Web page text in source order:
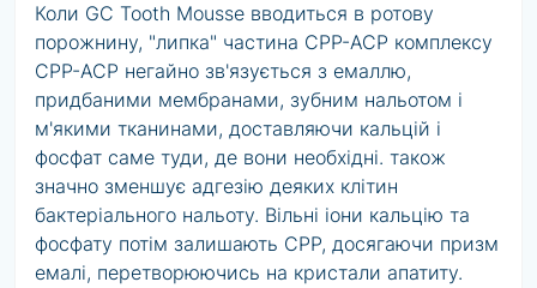
Коли GC Tooth Mousse вводиться в ротову
порожнину, "липка" частина CPP-ACP комплексу
CPP-ACP негайно зв'язується з емаллю,
придбаними мембранами, зубним нальотом і
м'якими тканинами, доставляючи кальцій і
фосфат саме туди, де вони необхідні. також
значно зменшує адгезію деяких клітин
бактеріального нальоту. Вільні іони кальцію та
фосфату потім залишають CPP, досягаючи призм
емалі, перетворюючись на кристали апатиту.